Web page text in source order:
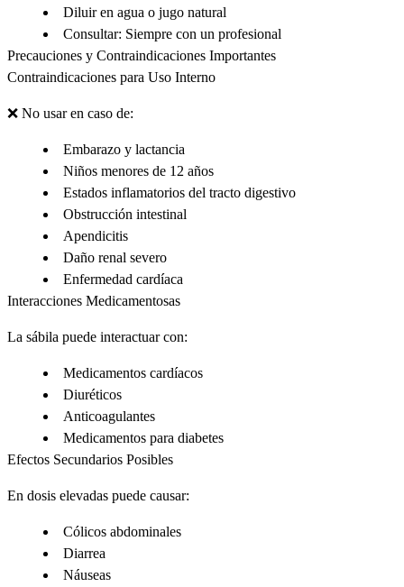
Diluir en agua o jugo natural
Consultar: Siempre con un profesional
Precauciones y Contraindicaciones Importantes
Contraindicaciones para Uso Interno
❌ No usar en caso de:
Embarazo y lactancia
Niños menores de 12 años
Estados inflamatorios del tracto digestivo
Obstrucción intestinal
Apendicitis
Daño renal severo
Enfermedad cardíaca
Interacciones Medicamentosas
La sábila puede interactuar con:
Medicamentos cardíacos
Diuréticos
Anticoagulantes
Medicamentos para diabetes
Efectos Secundarios Posibles
En dosis elevadas puede causar:
Cólicos abdominales
Diarrea
Náuseas